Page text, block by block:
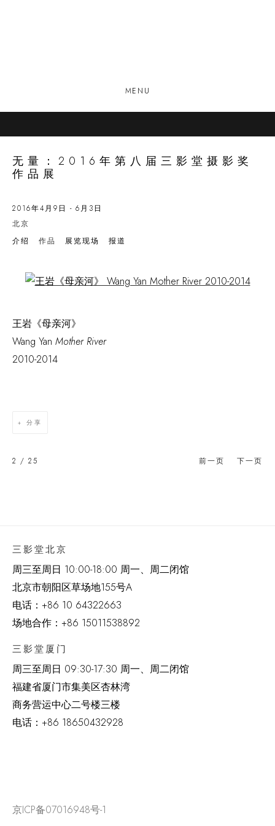
MENU
无量：2016年第八届三影堂摄影奖
作品展
2016年4月9日 - 6月3日
北京
介绍
作品 展览现场 报道
Open a larger version of the following image in a popup:
王岩《母亲河》
Wang Yan Mother River
2010-2014
分享
前一页 下一页
2 / 25
三影堂北京
周三至周日 10:00-18:00 周一、周二闭馆
北京市朝阳区草场地155号A
电话： +86 10 64322663
场地合作：+86 15011538892
三影堂厦门
周三至周日 09:30-17:30 周一、周二闭馆
福建省厦门市集美区杏林湾
商务营运中心二号楼三楼
电话： +86 18650432928
京ICP备07016948号-1